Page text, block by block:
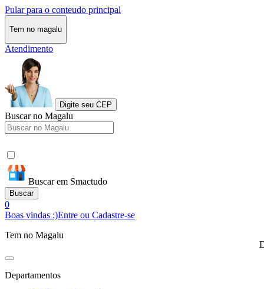
Pular para o conteudo principal
Tem no magalu
Atendimento
Digite seu CEP
Buscar no Magalu
Buscar em Smactudo
Buscar
0
Boas vindas :)Entre ou Cadastre-se
Tem no Magalu
Departamentos